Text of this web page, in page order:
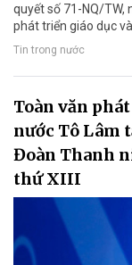
quyết số 71-NQ/TW,
phát triển giáo dục
Tin trong nước
Toàn văn
nước Tô Lâm
Đoàn Thanh
thứ XIII